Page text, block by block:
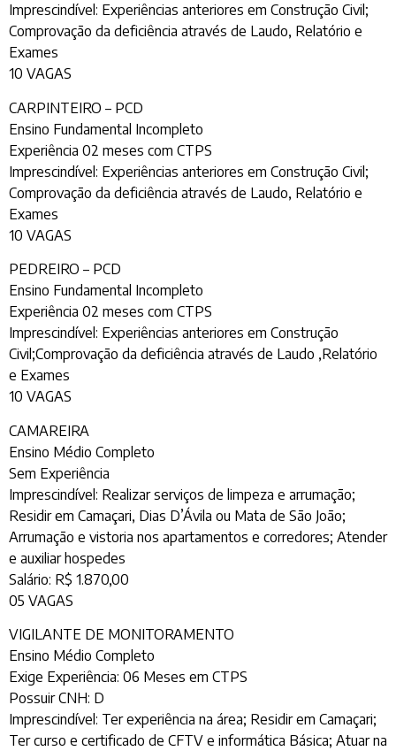
Imprescindível: Experiências anteriores em Construção Civil;
Comprovação da deficiência através de Laudo, Relatório e
Exames
10 VAGAS
CARPINTEIRO – PCD
Ensino Fundamental Incompleto
Experiência 02 meses com CTPS
Imprescindível: Experiências anteriores em Construção Civil;
Comprovação da deficiência através de Laudo, Relatório e
Exames
10 VAGAS
PEDREIRO – PCD
Ensino Fundamental Incompleto
Experiência 02 meses com CTPS
Imprescindível: Experiências anteriores em Construção
Civil;Comprovação da deficiência através de Laudo ,Relatório
e Exames
10 VAGAS
CAMAREIRA
Ensino Médio Completo
Sem Experiência
Imprescindível: Realizar serviços de limpeza e arrumação;
Residir em Camaçari, Dias D’Ávila ou Mata de São João;
Arrumação e vistoria nos apartamentos e corredores; Atender
e auxiliar hospedes
Salário: R$ 1.870,00
05 VAGAS
VIGILANTE DE MONITORAMENTO
Ensino Médio Completo
Exige Experiência: 06 Meses em CTPS
Possuir CNH: D
Imprescindível: Ter experiência na área; Residir em Camaçari;
Ter curso e certificado de CFTV e informática Básica; Atuar na